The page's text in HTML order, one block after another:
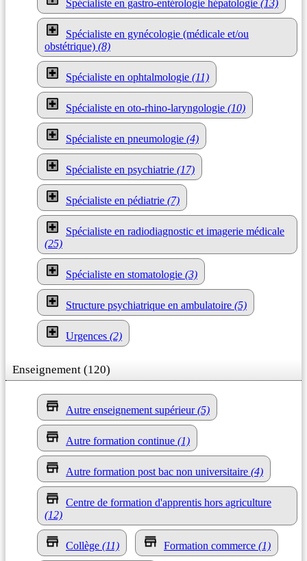
Spécialiste en gastro-entérologie hépatologie (13)
Spécialiste en gynécologie (médicale et/ou
obstétrique) (8)
Spécialiste en ophtalmologie (11)
Spécialiste en oto-rhino-laryngologie (10)
Spécialiste en pneumologie (4)
Spécialiste en psychiatrie (17)
Spécialiste en pédiatrie (7)
Spécialiste en radiodiagnostic et imagerie médicale
(25)
Spécialiste en stomatologie (3)
Structure psychiatrique en ambulatoire (5)
Urgences (2)
Enseignement (120)
Autre enseignement supérieur(5)
Autre formation continue (1)
Autre formation post bac non universitaire (4)
Centre de formation d'apprentis hors agriculture
(12)
Collège (11) Formation commerce (1)